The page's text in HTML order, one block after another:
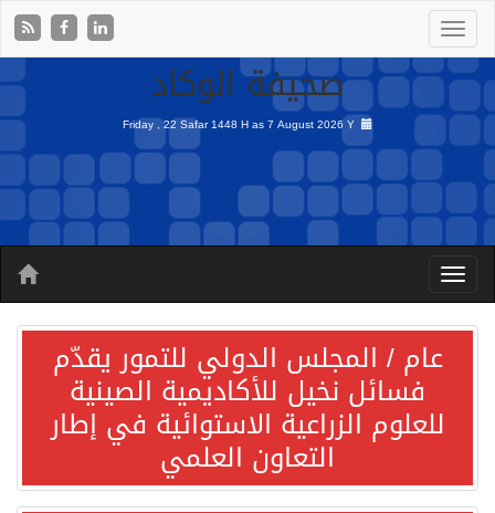
صحيفة الوكاد
Friday , 22 Safar 1448 H as7 August 2026 Y
عام / المجلس الدولي للتمور يقدّم
فسائل نخيل للأكاديمية الصينية
للعلوم الزراعية الاستوائية في إطار
التعاون العلمي